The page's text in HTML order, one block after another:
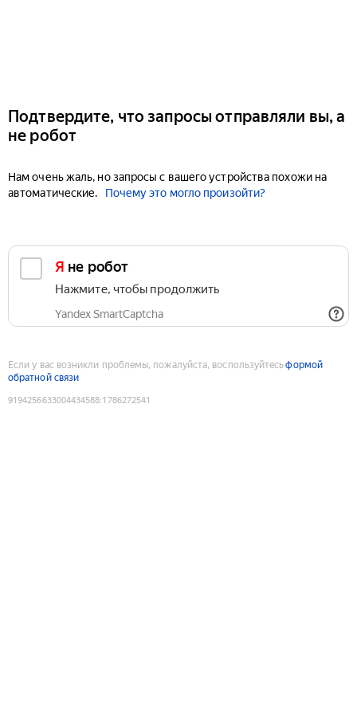
Подтвердите, что запросы отправляли вы, а
не робот
Нам очень жаль, но запросы с вашего устройства похожи на
автоматические.
Почему это могло произойти?
Я не робот
Нажмите, чтобы продолжить
Yandex SmartCaptcha
Если у вас возникли проблемы, пожалуйста, воспользуйтесьформой
обратной связи
9194256633004434588:1786272541